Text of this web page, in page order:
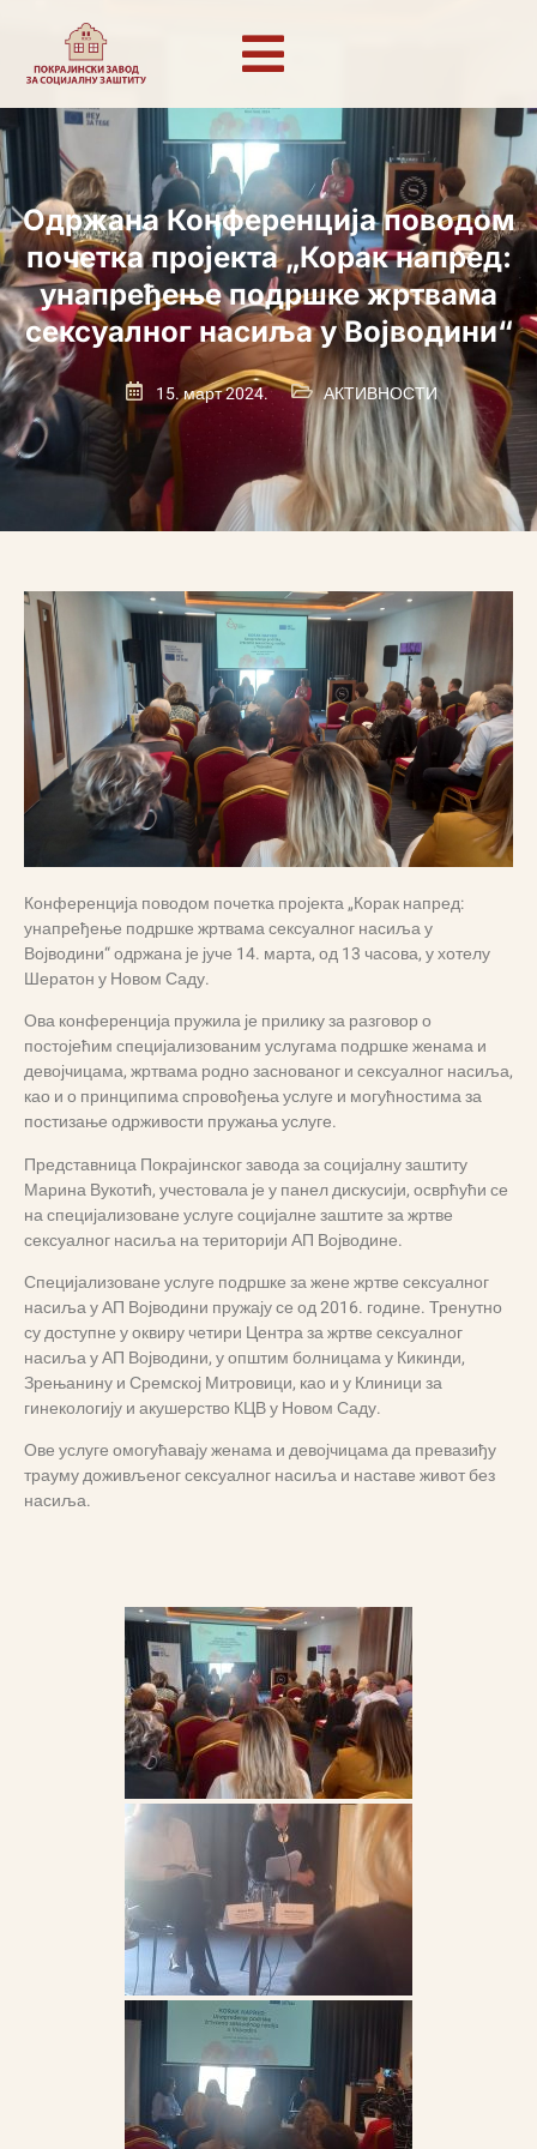
Одржана Конференција поводом
почетка пројекта „Корак напред:
унапређење подршке жртвама
сексуалног насиља у Војводини“
15. март 2024. АКТИВНОСТИ
Конференција поводом почетка пројекта „Корак напред:
унапређење подршке жртвама сексуалног насиља у
Војводини“ одржана је јуче 14. марта, од 13 часова, у хотелу
Шератон у Новом Саду.
Ова конференција пружила је прилику за разговор о
постојећим специјализованим услугама подршке женама и
девојчицама, жртвама родно заснованог и сексуалног насиља,
као и о принципима спровођења услуге и могућностима за
постизање одрживости пружања услуге.
Представница Покрајинског завода за социјалну заштиту
Марина Вукотић, учестовала је у панел дискусији, осврћући се
на специјализоване услуге социјалне заштите за жртве
сексуалног насиља на територији АП Војводине.
Специјализоване услуге подршке за жене жртве сексуалног
насиља у АП Војводини пружају се од 2016. године. Тренутно
су доступне у оквиру четири Центра за жртве сексуалног
насиља у АП Војводини, у општим болницама у Кикинди,
Зрењанину и Сремској Митровици, као и у Клиници за
гинекологију и акушерство КЦВ у Новом Саду.
Ове услуге омогућавају женама и девојчицама да превазиђу
трауму доживљеног сексуалног насиља и наставе живот без
насиља.